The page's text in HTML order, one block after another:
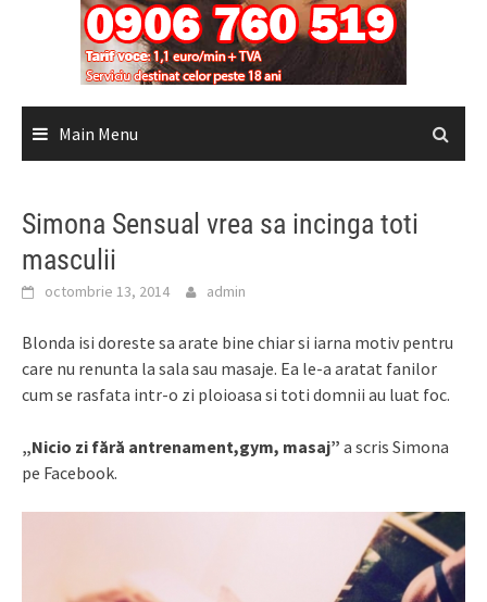
Main Menu
Simona Sensual vrea sa incinga toti
masculii
octombrie 13, 2014 admin
Blonda isi doreste sa arate bine chiar si iarna motiv pentru
care nu renunta la sala sau masaje. Ea le-a aratat fanilor
cum se rasfata intr-o zi ploioasa si toti domnii au luat foc.
„Nicio zi fără antrenament,gym, masaj” a scris Simona
pe Facebook.